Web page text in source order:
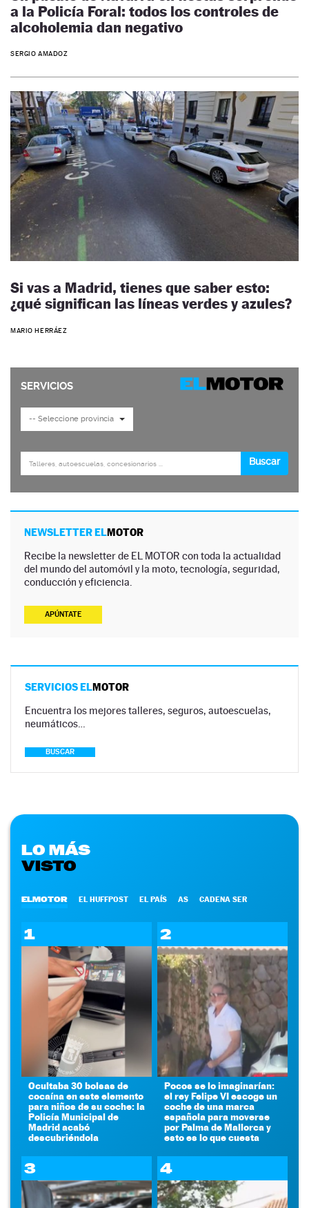
a la Policía Foral: todos los controles de
alcoholemia dan negativo
SERGIO AMADOZ
Si vas a Madrid, tienes que saber esto:
¿qué significan las líneas verdes y azules?
MARIO HERRÁEZ
NEWSLETTER ELMOTOR
Recibe la newsletter de EL MOTOR con toda la actualidad
del mundo del automóvil y la moto, tecnología, seguridad,
conducción y eficiencia.
APÚNTATE
SERVICIOS ELMOTOR
Encuentra los mejores talleres, seguros, autoescuelas,
neumáticos…
BUSCAR
LO MÁS
VISTO
ELMOTOR EL HUFFPOST EL PAÍS AS CADENA SER
1
Ocultaba 30 bolsas de
cocaína en este elemento
para niños de su coche: la
Policía Municipal de
Madrid acabó
descubriéndola
2
Pocos se lo imaginarían:
el rey Felipe VI escoge un
coche de una marca
española para moverse
por Palma de Mallorca y
esto es lo que cuesta
3 4